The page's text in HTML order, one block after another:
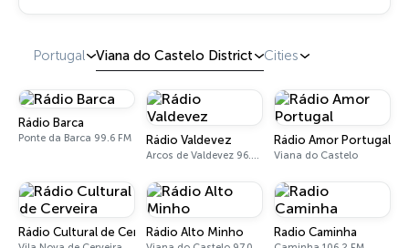
Portugal Viana do Castelo District Cities
Rádio Barca
Ponte da Barca 99.6 FM Rádio Valdevez
Arcos de Valdevez 96.4 FM, 100.8 FM
Rádio Amor Portugal
Viana do Castelo
Rádio Cultural de CerveiraRádio Alto Minho Radio Caminha